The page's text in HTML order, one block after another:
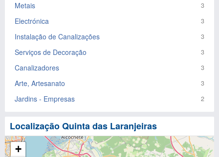
Metais 3
Electrónica 3
Instalação de Canalizações 3
Serviços de Decoração 3
Canalizadores 3
Arte, Artesanato 3
Jardins - Empresas 2
Localização Quinta das Laranjeiras
+